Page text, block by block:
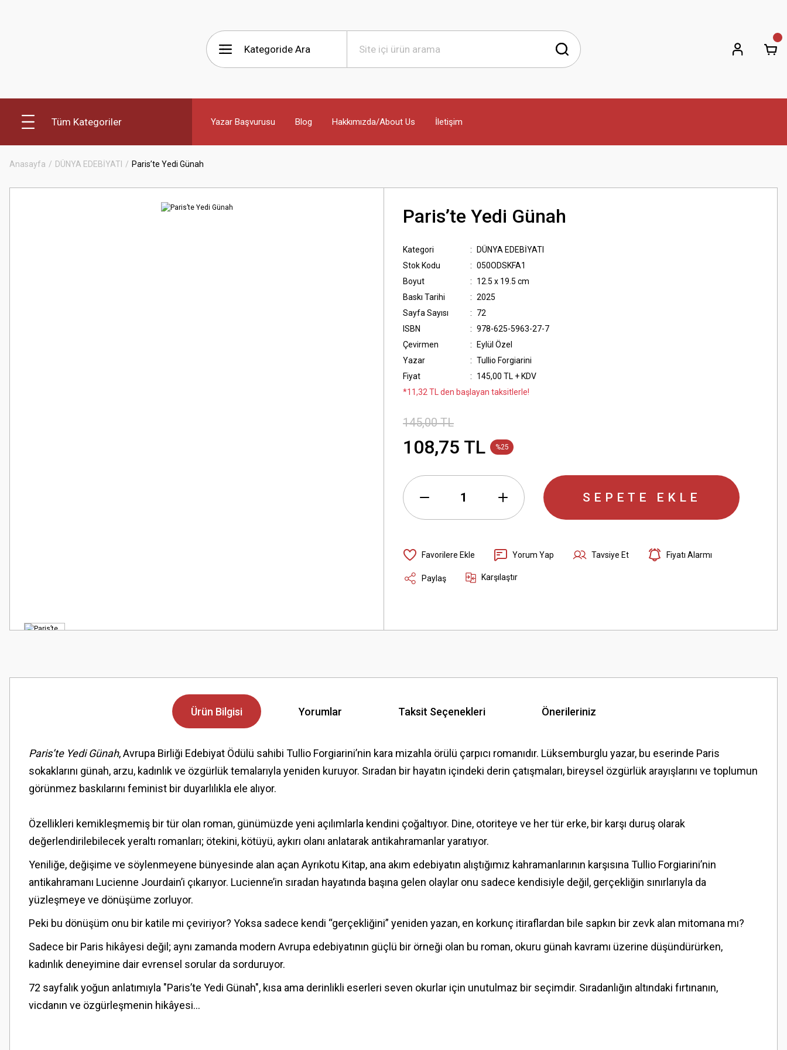
Tüm Kategoriler Yazar Başvurusu Blog Hakkımızda/About Us İletişim
Anasayfa DÜNYA EDEBİYATI Paris’te Yedi Günah
Paris’te Yedi Günah
Kategori
DÜNYA EDEBİYATI
Stok Kodu
050ODSKFA1
Boyut
12.5 x 19.5 cm
Baskı Tarihi
2025
Sayfa Sayısı
72
ISBN
978-625-5963-27-7
Çevirmen
Eylül Özel
Yazar
Tullio Forgiarini
Fiyat
145,00 TL + KDV
*11,32 TL den başlayan taksitlerle!
145,00 TL
108,75 TL %25
SEPETE EKLE
Yorum Yap Tavsiye Et Fiyatı Alarmı
Paylaş Karşılaştır
Ürün Bilgisi Yorumlar Taksit Seçenekleri Önerileriniz
Paris’te Yedi Günah, Avrupa Birliği Edebiyat Ödülü sahibi Tullio Forgiarini’nin kara mizahla örülü çarpıcı romanıdır. Lüksemburglu yazar, bu eserinde Paris
sokaklarını günah, arzu, kadınlık ve özgürlük temalarıyla yeniden kuruyor. Sıradan bir hayatın içindeki derin çatışmaları, bireysel özgürlük arayışlarını ve toplumun
görünmez baskılarını feminist bir duyarlılıkla ele alıyor.
Özellikleri kemikleşmemiş bir tür olan roman, günümüzde yeni açılımlarla kendini çoğaltıyor. Dine, otoriteye ve her tür erke, bir karşı duruş olarak
değerlendirilebilecek yeraltı romanları; ötekini, kötüyü, aykırı olanı anlatarak antikahramanlar yaratıyor.
Yeniliğe, değişime ve söylenmeyene bünyesinde alan açan Ayrıkotu Kitap, ana akım edebiyatın alıştığımız kahramanlarının karşısına Tullio Forgiarini’nin
antikahramanı Lucienne Jourdain’i çıkarıyor. Lucienne’in sıradan hayatında başına gelen olaylar onu sadece kendisiyle değil, gerçekliğin sınırlarıyla da
yüzleşmeye ve dönüşüme zorluyor.
Peki bu dönüşüm onu bir katile mi çeviriyor? Yoksa sadece kendi “gerçekliğini” yeniden yazan, en korkunç itiraflardan bile sapkın bir zevk alan mitomana mı?
Sadece bir Paris hikâyesi değil; aynı zamanda modern Avrupa edebiyatının güçlü bir örneği olan bu roman, okuru günah kavramı üzerine düşündürürken,
kadınlık deneyimine dair evrensel sorular da sorduruyor.
72 sayfalık yoğun anlatımıyla "Paris’te Yedi Günah", kısa ama derinlikli eserleri seven okurlar için unutulmaz bir seçimdir. Sıradanlığın altındaki fırtınanın,
vicdanın ve özgürleşmenin hikâyesi...